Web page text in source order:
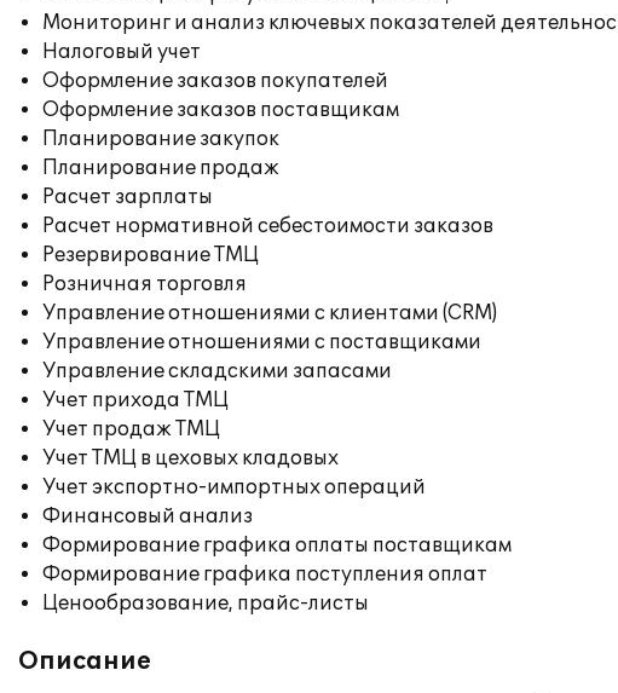
Мониторинг и анализ ключевых показателей
Налоговый учет
Оформление заказов покупателей
Оформление заказов поставщикам
Планирование закупок
Планирование продаж
Расчет зарплаты
Расчет нормативной себестоимости заказов
Резервирование ТМЦ
Розничная торговля
Управление отношениями с клиентами (CRM)
Управление отношениями с поставщиками
Управление складскими запасами
Учет прихода ТМЦ
Учет продаж ТМЦ
Учет ТМЦ в цеховых кладовых
Учет экспортно-импортных операций
Финансовый анализ
Формирование графика оплаты поставщикам
Формирование графика поступления оплат
Ценообразование, прайс-листы
Описание